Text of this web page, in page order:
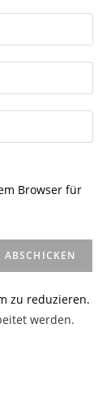
Browser für
zu reduzieren.
werden.